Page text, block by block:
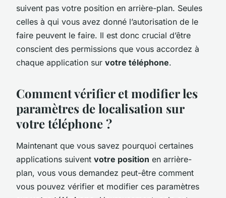
suivent pas votre position en arrière-plan. Seules
celles à qui vous avez donné l’autorisation de le
faire peuvent le faire. Il est donc crucial d’être
conscient des permissions que vous accordez à
chaque application sur votre téléphone.
Comment vérifier et modifier les
paramètres de localisation sur
votre téléphone ?
Maintenant que vous savez pourquoi certaines
applications suivent votre position en arrière-
plan, vous vous demandez peut-être comment
vous pouvez vérifier et modifier ces paramètres